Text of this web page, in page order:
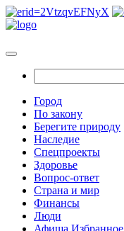
Город
По закону
Берегите природу
Наследие
Спецпроекты
Здоровье
Вопрос-ответ
Страна и мир
Финансы
Люди
Афиша.Избранное